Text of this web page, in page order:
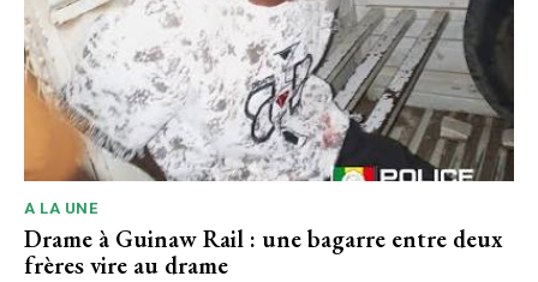
A LA UNE
Drame à Guinaw Rail : une bagarre entre deux
frères vire au drame